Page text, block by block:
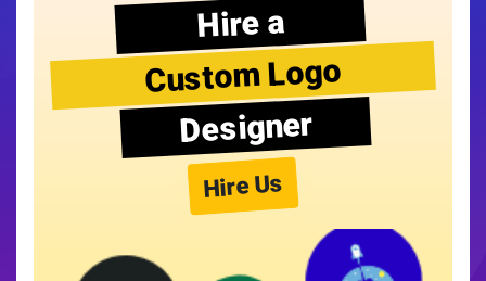
Hire a
Custom Logo
Designer
Hire Us